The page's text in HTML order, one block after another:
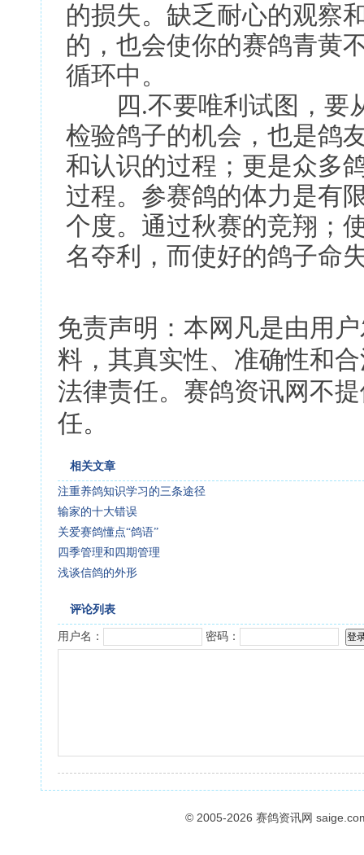
的损失。缺乏耐心的观察
的，也会使你的赛鸽青黄
循环中。
四.不要唯利试图，要
检验鸽子的机会，也是鸽
和认识的过程；更是众多
过程。参赛鸽的体力是有
个度。通过秋赛的竞翔；
名夺利，而使好的鸽子命
免责声明：本网凡是由用
料，其真实性、准确性和
法律责任。赛鸽资讯网不
任。
相关文章
注重养鸽知识学习的三条途径
输家的十大错误
关爱赛鸽懂点“鸽语”
四季管理和四期管理
浅谈信鸽的外形
评论列表
用户名： 密码：
© 2005-2026 赛鸽资讯网